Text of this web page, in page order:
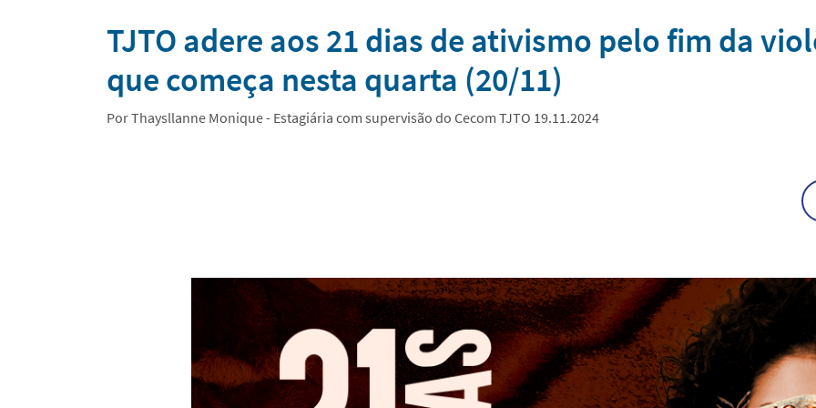
Notícias
TJTO adere aos 21 dias de ativismo pelo fim da
que começa nesta quarta (20/11)
Por Thaysllanne Monique - Estagiária com supervisão do Cecom TJTO 19.11.2024